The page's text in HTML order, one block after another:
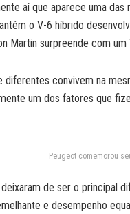
aí que aparece uma
o V-6 híbrido
Martin surpreende com
convivem na
um dos fatores que
Peugeot comemorou
de ser o principal
e desempenho